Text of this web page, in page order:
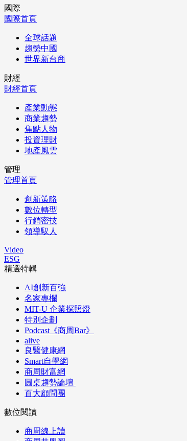
國際
國際首頁
全球話題
趨勢中國
世界新台商
財經
財經首頁
產業動態
商業趨勢
焦點人物
投資理財
地產風雲
管理
管理首頁
創新策略
數位轉型
行銷密技
領導馭人
Video
ESG
精選特輯
AI創新百強
名家專欄
MIT-U 企業探照燈
特別企劃
Podcast《商周Bar》
alive
良醫健康網
Smart自學網
商周財富網
圓桌趨勢論壇
百大顧問團
數位閱讀
商周線上讀